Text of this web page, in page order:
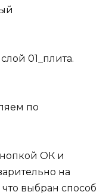
01_плита.
по
ОК и
на
выбран способ